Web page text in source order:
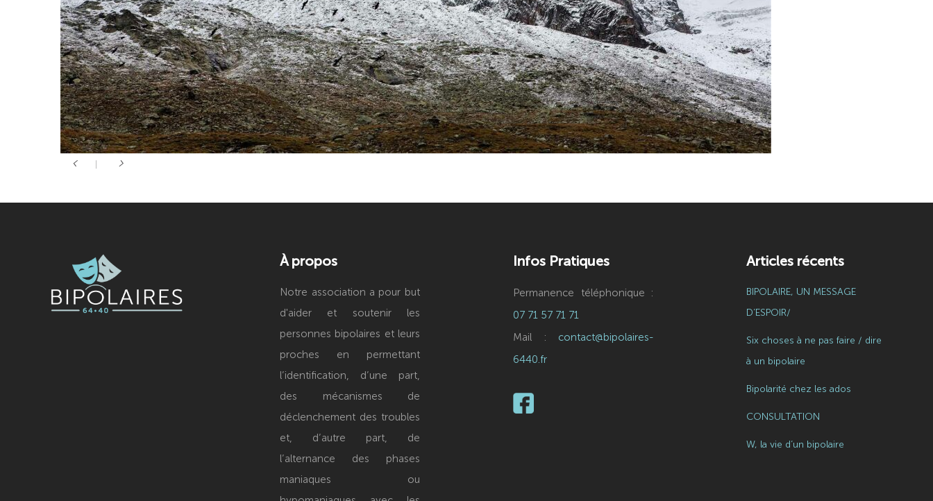
À propos
Notre association a pour but
d'aider et soutenir les
personnes bipolaires et leurs
proches en permettant
l’identification, d’une part,
des mécanismes de
déclenchement des troubles
et, d’autre part, de
l’alternance des phases
maniaques ou
Infos Pratiques
Permanence téléphonique :
07 71 57 71 71
Mail : contact@bipolaires-
6440.fr
Articles récents
BIPOLAIRE, UN MESSAGE
D’ESPOIR/
Six choses à ne pas faire / dire
à un bipolaire
Bipolarité chez les ados
CONSULTATION
W, la vie d’un bipolaire